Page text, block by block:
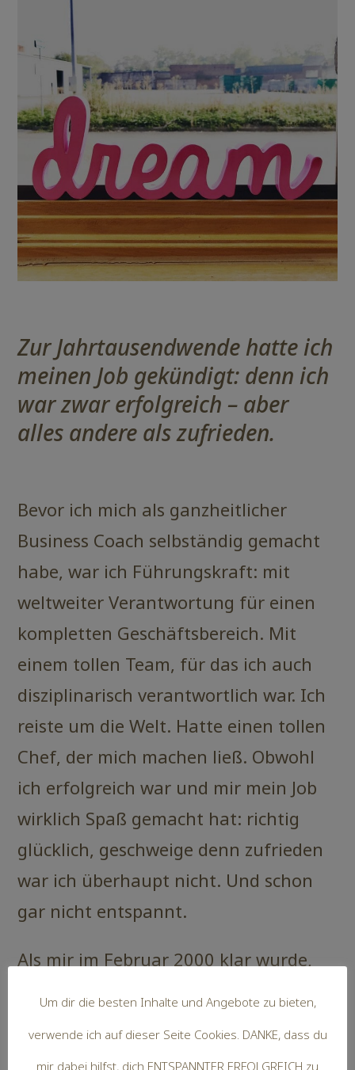
Zur Jahrtausendwende hatte ich
meinen Job gekündigt: denn ich
war zwar erfolgreich – aber
alles andere als zufrieden.
Bevor ich mich als ganzheitlicher
Business Coach selbständig gemacht
habe, war ich Führungskraft: mit
weltweiter Verantwortung für einen
kompletten Geschäftsbereich. Mit
einem tollen Team, für das ich auch
disziplinarisch verantwortlich war. Ich
reiste um die Welt. Hatte einen tollen
Chef, der mich machen ließ. Obwohl
ich erfolgreich war und mir mein Job
wirklich Spaß gemacht hat: richtig
glücklich, geschweige denn zufrieden
war ich überhaupt nicht. Und schon
gar nicht entspannt.
Als mir im Februar 2000 klar wurde,
Um dir die besten Inhalte und Angebote zu bieten,
verwende ich auf dieser Seite Cookies. DANKE, dass du
mir dabei hilfst, dich ENTSPANNTER ERFOLGREICH zu